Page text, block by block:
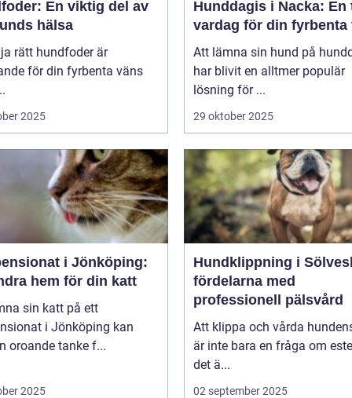
En viktig del av
hälsa
rätt hundfoder är
för din fyrbenta väns
2025
Hunddagis i Nacka: En
vardag för din fyrbenta
Att lämna sin hund på
har blivit en alltmer populär
lösning för ...
29 oktober 2025
i Jönköping:
hem för din katt
sin katt på ett
i Jönköping kan
oroande tanke f...
2025
Hundklippning i
fördelarna med
professionell pälsvård
Att klippa och vårda
är inte bara en fråga om
det ä...
02 september 2025